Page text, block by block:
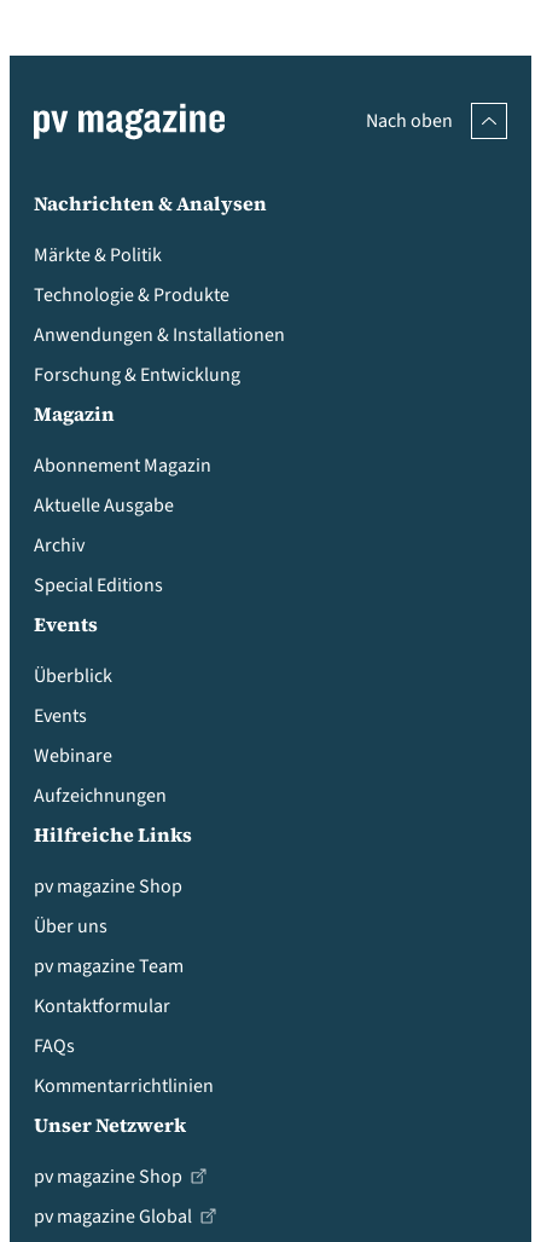
Nach oben
Nachrichten & Analysen
Märkte & Politik
Technologie & Produkte
Anwendungen & Installationen
Forschung & Entwicklung
Magazin
Abonnement Magazin
Aktuelle Ausgabe
Archiv
Special Editions
Events
Überblick
Events
Webinare
Aufzeichnungen
Hilfreiche Links
pv magazine Shop
Über uns
pv magazine Team
Kontaktformular
FAQs
Kommentarrichtlinien
Unser Netzwerk
pv magazine Shop
pv magazine Global